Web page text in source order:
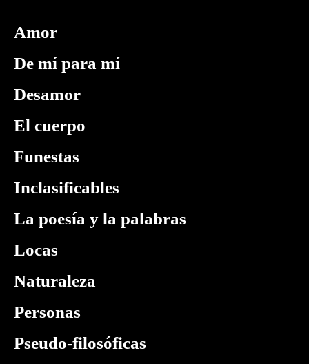
Amor
De mí para mí
Desamor
El cuerpo
Funestas
Inclasificables
La poesía y la palabras
Locas
Naturaleza
Personas
Pseudo-filosóficas